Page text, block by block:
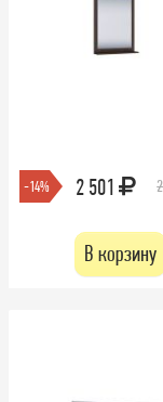
-14% 2 501
В корзину